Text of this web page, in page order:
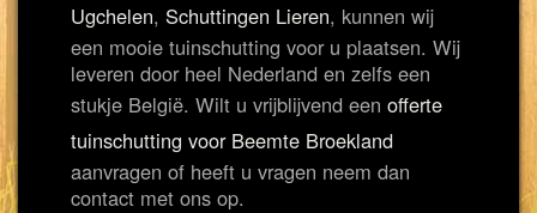
Ugchelen, Schuttingen Lieren, kunnen wij
een mooie tuinschutting voor u plaatsen. Wij
leveren door heel Nederland en zelfs een
stukje België. Wilt u vrijblijvend een offerte
tuinschutting voor Beemte Broekland
aanvragen of heeft u vragen neem dan
contact met ons op.